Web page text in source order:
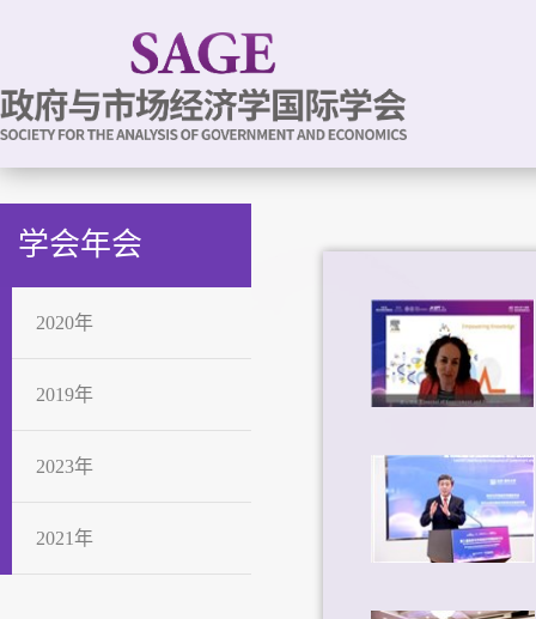
学会年会
2020年
2019年
2023年
2021年